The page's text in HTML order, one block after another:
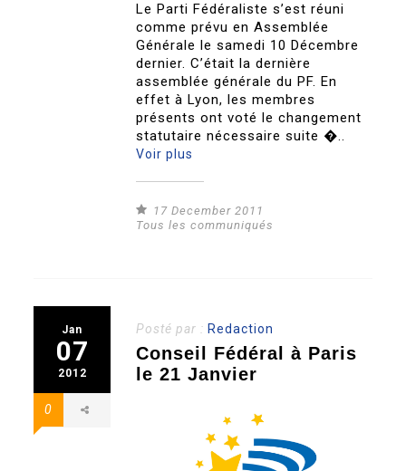
Le Parti Fédéraliste s’est réuni
comme prévu en Assemblée
Générale le samedi 10 Décembre
dernier. C’était la dernière
assemblée générale du PF. En
effet à Lyon, les membres
présents ont voté le changement
statutaire nécessaire suite �..
Voir plus
17 December 2011
Tous les communiqués
Jan
07
2012
0
Posté par : Redaction
Conseil Fédéral à Paris
le 21 Janvier